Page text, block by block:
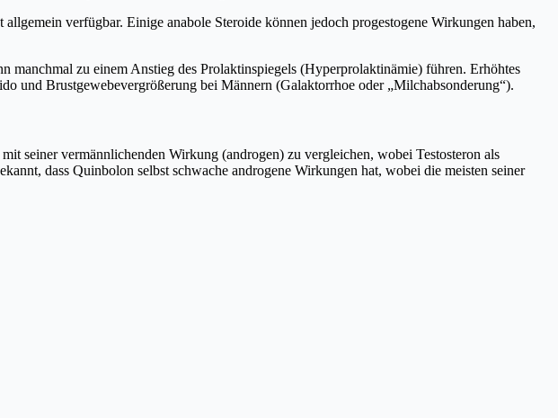
verfügbar. Einige anabole Steroide können jedoch progestogene Wirkungen haben,
zu einem Anstieg des Prolaktinspiegels (Hyperprolaktinämie) führen. Erhöhtes
und Brustgewebevergrößerung bei Männern (Galaktorrhoe oder „Milchabsonderung“).
seiner vermännlichenden Wirkung (androgen) zu vergleichen, wobei Testosteron als
dass Quinbolon selbst schwache androgene Wirkungen hat, wobei die meisten seiner